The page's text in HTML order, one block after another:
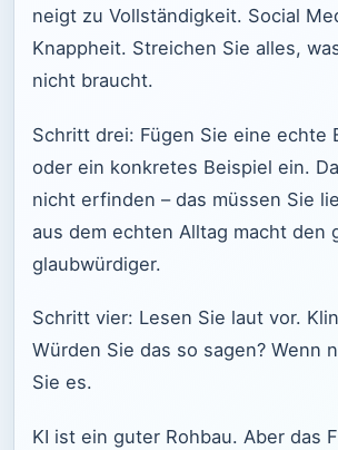
neigt zu Vollständigkeit. Social
Knappheit. Streichen Sie alles,
nicht braucht.
Schritt drei: Fügen Sie eine echte
oder ein konkretes Beispiel ein.
nicht erfinden – das müssen Sie
aus dem echten Alltag macht den
glaubwürdiger.
Schritt vier: Lesen Sie laut vor.
Würden Sie das so sagen? Wenn
Sie es.
KI ist ein guter Rohbau. Aber das